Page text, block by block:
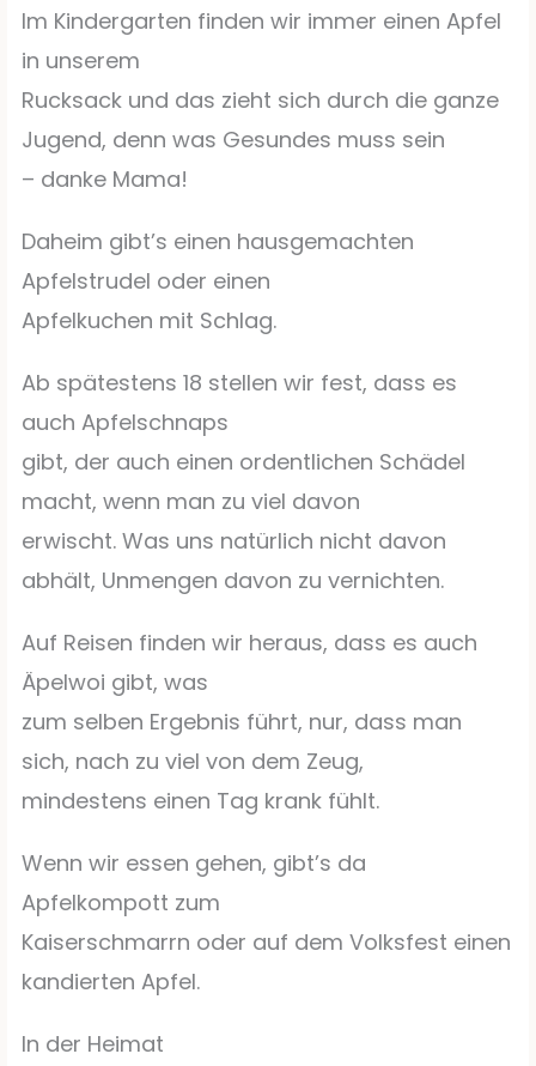
Im Kindergarten finden wir immer einen Apfel
in unserem
Rucksack und das zieht sich durch die ganze
Jugend, denn was Gesundes muss sein
– danke Mama!
Daheim gibt’s einen hausgemachten
Apfelstrudel oder einen
Apfelkuchen mit Schlag.
Ab spätestens 18 stellen wir fest, dass es
auch Apfelschnaps
gibt, der auch einen ordentlichen Schädel
macht, wenn man zu viel davon
erwischt. Was uns natürlich nicht davon
abhält, Unmengen davon zu vernichten.
Auf Reisen finden wir heraus, dass es auch
Äpelwoi gibt, was
zum selben Ergebnis führt, nur, dass man
sich, nach zu viel von dem Zeug,
mindestens einen Tag krank fühlt.
Wenn wir essen gehen, gibt’s da
Apfelkompott zum
Kaiserschmarrn oder auf dem Volksfest einen
kandierten Apfel.
In der Heimat